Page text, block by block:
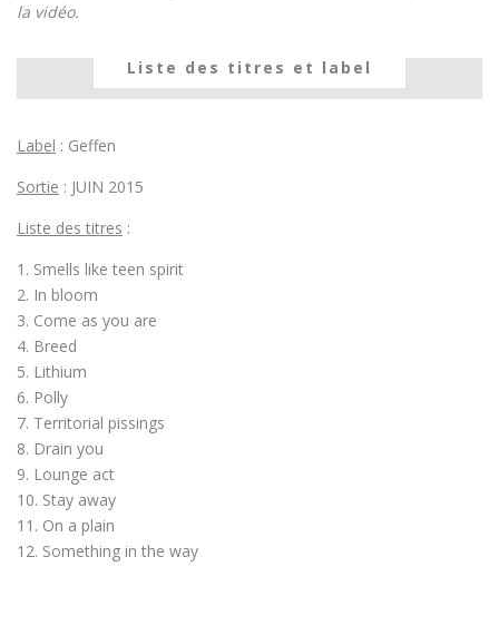
la vidéo.
Liste des titres et label
Label : Geffen
Sortie : JUIN 2015
Liste des titres :
1. Smells like teen spirit
2. In bloom
3. Come as you are
4. Breed
5. Lithium
6. Polly
7. Territorial pissings
8. Drain you
9. Lounge act
10. Stay away
11. On a plain
12. Something in the way